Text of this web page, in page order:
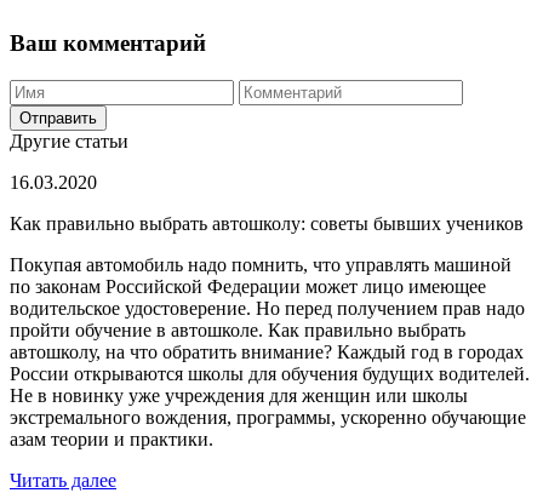
Ваш комментарий
Отправить
Другие статьи
16.03.2020
Как правильно выбрать автошколу: советы бывших учеников
Покупая автомобиль надо помнить, что управлять машиной
по законам Российской Федерации может лицо имеющее
водительское удостоверение. Но перед получением прав надо
пройти обучение в автошколе. Как правильно выбрать
автошколу, на что обратить внимание? Каждый год в городах
России открываются школы для обучения будущих водителей.
Не в новинку уже учреждения для женщин или школы
экстремального вождения, программы, ускоренно обучающие
азам теории и практики.
Читать далее